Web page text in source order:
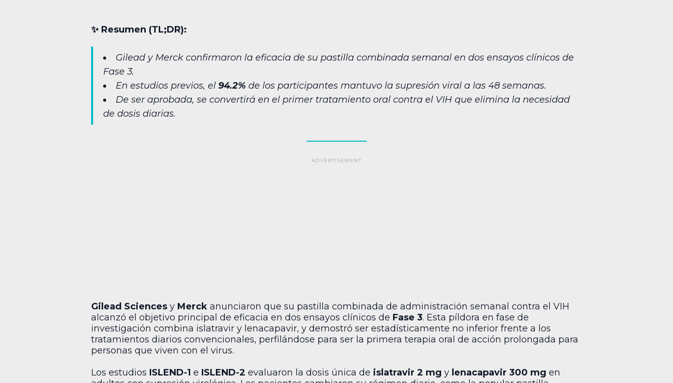
✨︎ Resumen (TL;DR):
Gilead y Merck confirmaron la eficacia de su pastilla combinada semanal en dos ensayos clínicos de
Fase 3.
En estudios previos, el 94.2% de los participantes mantuvo la supresión viral a las 48 semanas.
De ser aprobada, se convertirá en el primer tratamiento oral contra el VIH que elimina la necesidad
de dosis diarias.
Gilead Sciences y Merck anunciaron que su pastilla combinada de administración semanal contra el VIH
alcanzó el objetivo principal de eficacia en dos ensayos clínicos de Fase 3. Esta píldora en fase de
investigación combina islatravir y lenacapavir, y demostró ser estadísticamente no inferior frente a los
tratamientos diarios convencionales, perfilándose para ser la primera terapia oral de acción prolongada para
personas que viven con el virus.
Los estudios ISLEND-1 e ISLEND-2 evaluaron la dosis única de islatravir 2 mg y lenacapavir 300 mg en